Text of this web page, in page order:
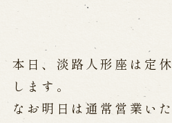
淡路人形浄瑠璃を受け
公演情報
公演カレンダー
開催
近日開催の公演
本日、淡路人形座は定
します。
なお明日は通常営業いた